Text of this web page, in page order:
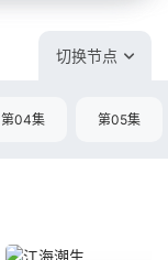
切换节点
第04集 第05集